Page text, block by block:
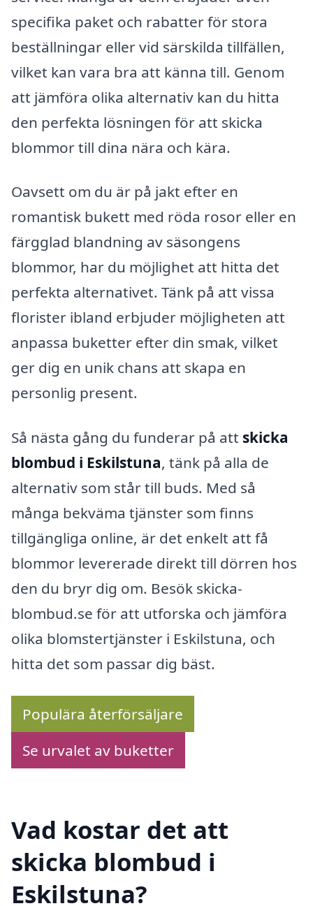
specifika paket och rabatter för stora
beställningar eller vid särskilda tillfällen,
vilket kan vara bra att känna till. Genom
att jämföra olika alternativ kan du hitta
den perfekta lösningen för att skicka
blommor till dina nära och kära.
Oavsett om du är på jakt efter en
romantisk bukett med röda rosor eller en
färgglad blandning av säsongens
blommor, har du möjlighet att hitta det
perfekta alternativet. Tänk på att vissa
florister ibland erbjuder möjligheten att
anpassa buketter efter din smak, vilket
ger dig en unik chans att skapa en
personlig present.
Så nästa gång du funderar på att skicka
blombud i Eskilstuna, tänk på alla de
alternativ som står till buds. Med så
många bekväma tjänster som finns
tillgängliga online, är det enkelt att få
blommor levererade direkt till dörren hos
den du bryr dig om. Besök skicka-
blombud.se för att utforska och jämföra
olika blomstertjänster i Eskilstuna, och
hitta det som passar dig bäst.
Populära återförsäljare
Se urvalet av buketter
Vad kostar det att
skicka blombud i
Eskilstuna?